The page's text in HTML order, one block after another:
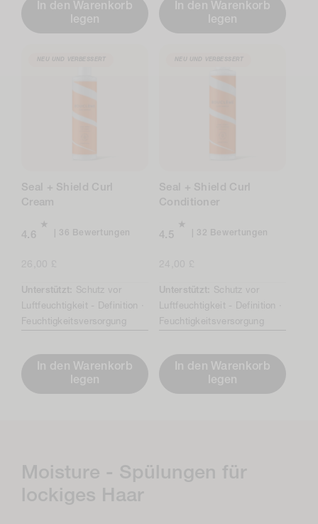
In den Warenkorb
legen
In den Warenkorb
legen
NEU UND VERBESSERT
Seal + Shield Curl
Cream
4.6 36 Bewertungen Insgesamt
Unterstützt: Schutz vor
Luftfeuchtigkeit -
Definition ·
Feuchtigkeitsversorgung
In den Warenkorb
legen
NEU UND VERBESSERT
Seal + Shield Curl
Conditioner
4.5 32 Bewertungen
Unterstützt: Schutz vor
Luftfeuchtigkeit -
Definition ·
Feuchtigkeitsversorgung
In den Warenkorb
legen
K
o
Moisture - Spülungen für
lockiges Haar